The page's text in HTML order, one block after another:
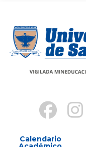
Calendario